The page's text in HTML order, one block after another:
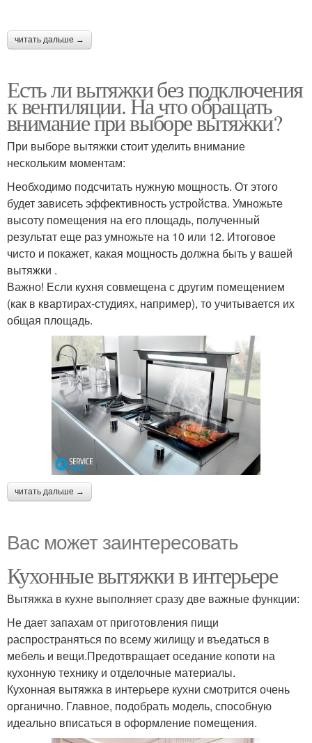
читать дальше →
Есть ли вытяжки без подключения
к вентиляции. На что обращать
внимание при выборе вытяжки?
При выборе вытяжки стоит уделить внимание
нескольким моментам:
Необходимо подсчитать нужную мощность. От этого
будет зависеть эффективность устройства. Умножьте
высоту помещения на его площадь, полученный
результат еще раз умножьте на 10 или 12. Итоговое
чисто и покажет, какая мощность должна быть у вашей
вытяжки .
Важно! Если кухня совмещена с другим помещением
(как в квартирах-студиях, например), то учитывается их
общая площадь.
читать дальше →
Вас может заинтересовать
Кухонные вытяжки в интерьере
Вытяжка в кухне выполняет сразу две важные функции:
Не дает запахам от приготовления пищи
распространяться по всему жилищу и въедаться в
мебель и вещи.Предотвращает оседание копоти на
кухонную технику и отделочные материалы.
Кухонная вытяжка в интерьере кухни смотрится очень
органично. Главное, подобрать модель, способную
идеально вписаться в оформление помещения.